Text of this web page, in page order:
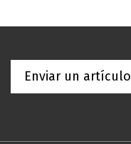
Enviar un artículo